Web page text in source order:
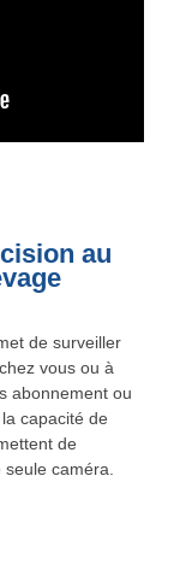
au
de surveiller
vous ou à
abonnement ou
capacité de
de
caméra.